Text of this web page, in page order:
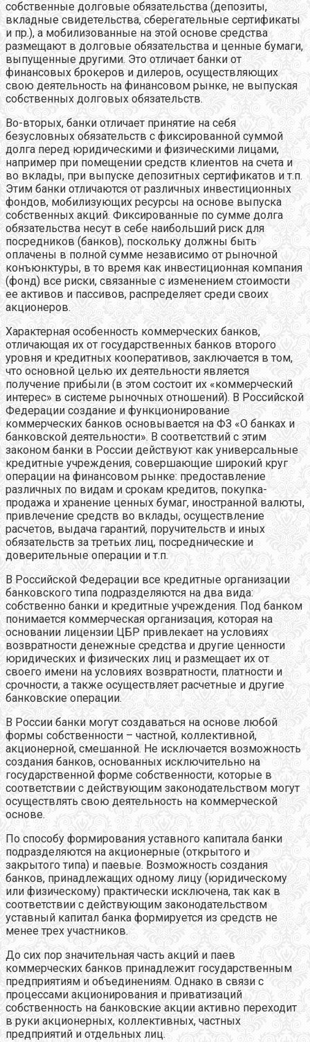
собственные долговые обязательства (депозиты,
вкладные свидетельства, сберегательные сертификаты
и пр.), а мобилизованные на этой основе средства
размещают в долговые обязательства и ценные бумаги,
выпущенные другими. Это отличает банки от
финансовых брокеров и дилеров, осуществляющих
свою деятельность на финансовом рынке, не выпуская
собственных долговых обязательств.
Во-вторых, банки отличает принятие на себя
безусловных обязательств с фиксированной суммой
долга перед юридическими и физическими лицами,
например при помещении средств клиентов на счета и
во вклады, при выпуске депозитных сертификатов и т.п.
Этим банки отличаются от различных инвестиционных
фондов, мобилизующих ресурсы на основе выпуска
собственных акций. Фиксированные по сумме долга
обязательства несут в себе наибольший риск для
посредников (банков), поскольку должны быть
оплачены в полной сумме независимо от рыночной
конъюнктуры, в то время как инвестиционная компания
(фонд) все риски, связанные с изменением стоимости
ее активов и пассивов, распределяет среди своих
акционеров.
Характерная особенность коммерческих банков,
отличающая их от государственных банков второго
уровня и кредитных кооперативов, заключается в том,
что основной целью их деятельности является
получение прибыли (в этом состоит их «коммерческий
интерес» в системе рыночных отношений). В Российской
Федерации создание и функционирование
коммерческих банков основывается на ФЗ «О банках и
банковской деятельности». В соответствий с этим
законом банки в России действуют как универсальные
кредитные учреждения, совершающие широкий круг
операции на финансовом рынке: предоставление
различных по видам и срокам кредитов, покупка-
продажа и хранение ценных бумаг, иностранной валюты,
привлечение средств во вклады, осуществление
расчетов, выдача гарантий, поручительств и иных
обязательств за третьих лиц, посреднические и
доверительные операции и т.п.
В Российской Федерации все кредитные организации
банковского типа подразделяются на два вида:
собственно банки и кредитные учреждения. Под банком
понимается коммерческая организация, которая на
основании лицензии ЦБР привлекает на условиях
возвратности денежные средства и другие ценности
юридических и физических лиц и размещает их от
своего имени на условиях возвратности, платности и
срочности, а также осуществляет расчетные и другие
банковские операции.
В России банки могут создаваться на основе любой
формы собственности – частной, коллективной,
акционерной, смешанной. Не исключается возможность
создания банков, основанных исключительно на
государственной форме собственности, которые в
соответствии с действующим законодательством могут
осуществлять свою деятельность на коммерческой
основе.
По способу формирования уставного капитала банки
подразделяются на акционерные (открытого и
закрытого типа) и паевые. Возможность создания
банков, принадлежащих одному лицу (юридическому
или физическому) практически исключена, так как в
соответствии с действующим законодательством
уставный капитал банка формируется из средств не
менее трех участников.
До сих пор значительная часть акций и паев
коммерческих банков принадлежит государственным
предприятиям и объединениям. Однако в связи с
процессами акционирования и приватизаций
собственность на банковские акции активно переходит
в руки акционерных, коллективных, частных
предприятий и отдельных лиц.